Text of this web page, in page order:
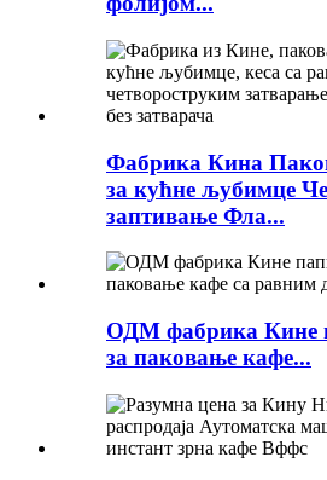
Фабрика Кина
за кућне љубимце
заптивање Фла...
ОДМ фабрика Кине
за паковање кафе...